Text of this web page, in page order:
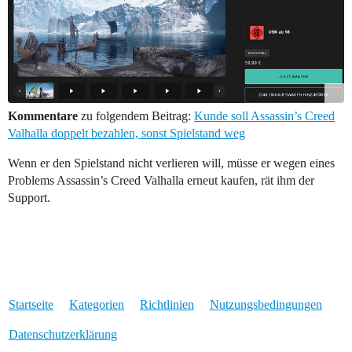
Kommentare zu folgendem Beitrag: Kunde soll Assassin’s Creed
Valhalla doppelt bezahlen, sonst Spielstand weg
Wenn er den Spielstand nicht verlieren will, müsse er wegen eines
Problems Assassin’s Creed Valhalla erneut kaufen, rät ihm der
Support.
Startseite Kategorien Richtlinien Nutzungsbedingungen
Datenschutzerklärung